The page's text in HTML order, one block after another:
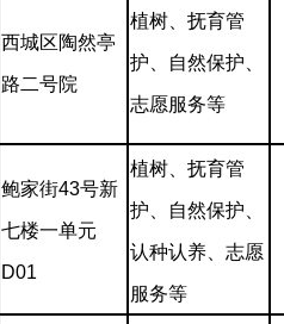
西城区陶然亭
路二号院
植树、抚育管
护、自然保护、
志愿服务等
鲍家街43号新
七楼一单元
D01
植树、抚育管
护、自然保护、
认种认养、志愿
服务等